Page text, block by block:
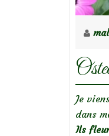
Je
dans
Ils